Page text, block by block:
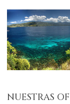
NUESTRAS